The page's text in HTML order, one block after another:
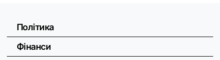
Політика
Фінанси